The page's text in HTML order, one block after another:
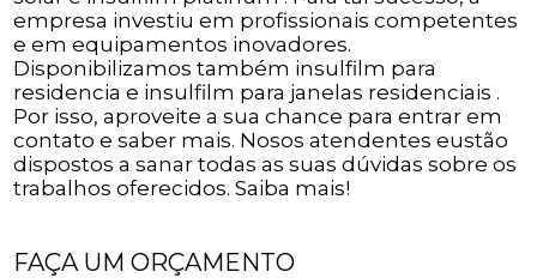
empresa investiu em profissionais competentes
e em equipamentos inovadores.
Disponibilizamos também insulfilm para
residencia e insulfilm para janelas residenciais .
Por isso, aproveite a sua chance para entrar em
contato e saber mais. Nosos atendentes eustão
dispostos a sanar todas as suas dúvidas sobre os
trabalhos oferecidos. Saiba mais!
FAÇA UM ORÇAMENTO